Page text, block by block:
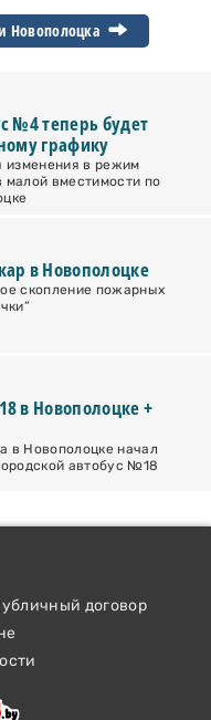
Новополоцка
№4 теперь будет
графику
изменения в режим
малой вместимости по
в Новополоцке
скопление пожарных
в Новополоцке +
в Новополоцке начал
автобус №18
договор